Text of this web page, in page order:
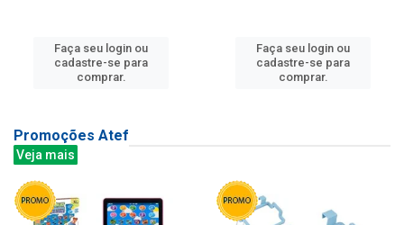
Faça seu login ou
cadastre-se para
comprar.
Faça seu login ou
cadastre-se para
comprar.
Promoções Atef
Veja mais